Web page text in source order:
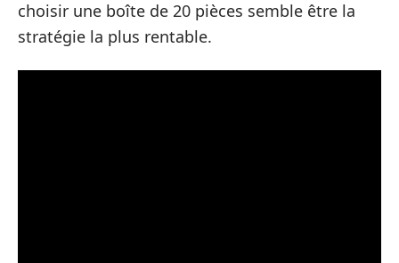
choisir une boîte de 20 pièces semble être la
stratégie la plus rentable.